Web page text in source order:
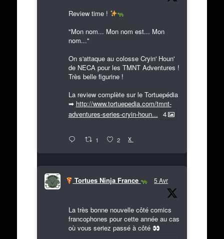
Review time !
"Mon nom... Mon nom est... Mon
nom..."
On s'attaque au colosse Cryin' Houn'
de NECA pour les TMNT Adventures !
Très belle figurine !
La review complète sur le Tortuepédia
➡ http://www.tortuepedia.com/tmnt-
adventures-series-cryin-houn... 4
1 2 X
Tortues Ninja France 5 Avr
La très bonne nouvelle côté comics
francophones pour cette année au cas
où vous seriez passé à côté